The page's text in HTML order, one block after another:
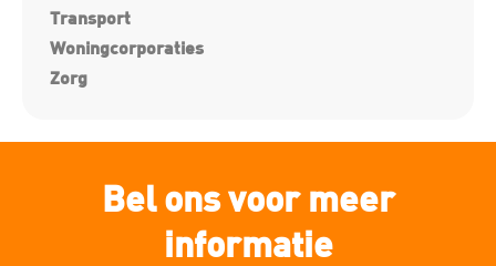
Transport
Woningcorporaties
Zorg
Bel ons voor meer
informatie